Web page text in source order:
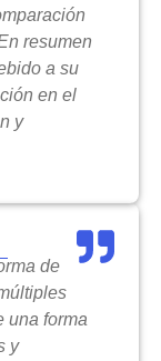
resumen
a su
en el
y
de
una forma
y